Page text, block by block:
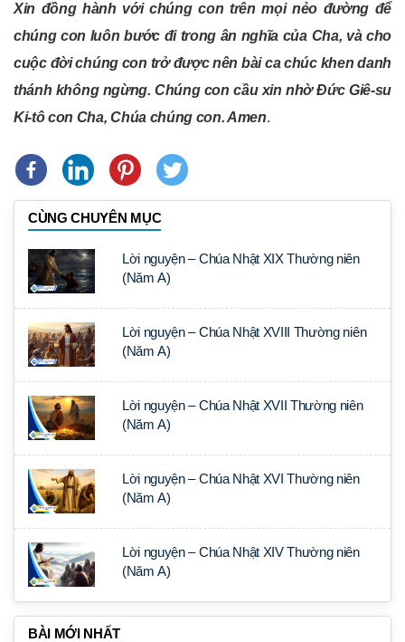
Xin đồng hành với chúng con trên mọi nẻo đường để
chúng con luôn bước đi trong ân nghĩa của Cha, và cho
cuộc đời chúng con trở được nên bài ca chúc khen danh
thánh không ngừng. Chúng con cầu xin nhờ Đức Giê-su
Ki-tô con Cha, Chúa chúng con. Amen.
CÙNG CHUYÊN MỤC
Lời nguyện – Chúa Nhật XIX Thường niên
(Năm A)
Lời nguyện – Chúa Nhật XVIII Thường niên
(Năm A)
Lời nguyện – Chúa Nhật XVII Thường niên
(Năm A)
Lời nguyện – Chúa Nhật XVI Thường niên
(Năm A)
Lời nguyện – Chúa Nhật XIV Thường niên
(Năm A)
BÀI MỚI NHẤT